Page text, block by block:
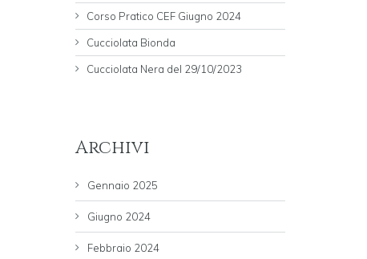
Corso Pratico CEF Giugno 2024
Cucciolata Bionda
Cucciolata Nera del 29/10/2023
Archivi
Gennaio 2025
Giugno 2024
Febbraio 2024